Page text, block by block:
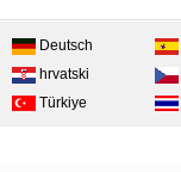
Deutsch
hrvatski
Türkiye